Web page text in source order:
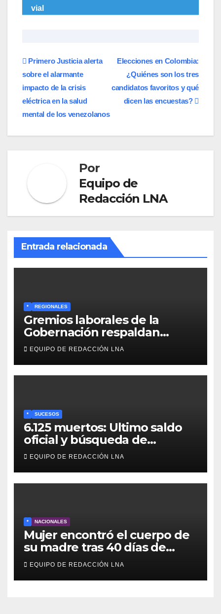
vial
Navegación
de
entradas
Elecciones en Colombia:
¿Quiénes son los tres
candidatos favoritos y qué
dicen las encuestas?
Primero Justicia alerta
sobre el alarmante
impacto de la crisis
eléctrica en la salud
mental de los venezolanos
Por
Equipo de
Redacción LNA
Entrada relacionada
* REGIONALES
Gremios laborales de la
Gobernación respaldan
propuesta de Bono
Recreativo de 100 dólares
para jubilados, pensionados y
EQUIPO DE REDACCIÓN LNA
* SUCESOS
6.125 muertos: Ultimo saldo
oficial y búsqueda de
cadáveres continúa entre los
escombros
EQUIPO DE REDACCIÓN LNA
* NACIONALES
Mujer encontró el cuerpo de
su madre tras 40 días de
búsqueda en Tanaguarena
EQUIPO DE REDACCIÓN LNA